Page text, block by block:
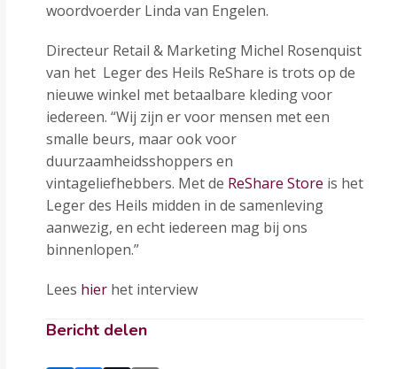
woordvoerder Linda van Engelen.
Directeur Retail & Marketing Michel Rosenquist
van het Leger des Heils ReShare is trots op de
nieuwe winkel met betaalbare kleding voor
iedereen. “Wij zijn er voor mensen met een
smalle beurs, maar ook voor
duurzaamheidsshoppers en
vintageliefhebbers. Met de ReShare Store is het
Leger des Heils midden in de samenleving
aanwezig, en echt iedereen mag bij ons
binnenlopen.”
Lees hier het interview
Bericht delen